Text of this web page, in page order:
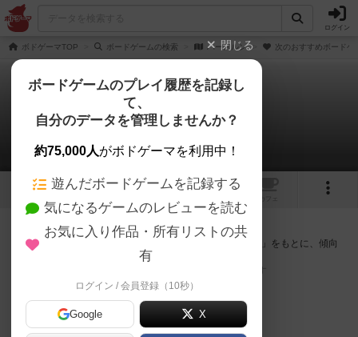
ログイン
ボドゲーマTOP ボードゲームの検索 ハーメルン 次のおすすめボードゲ
ハーメルン
次のおすすめボードゲーム
1 2
『ハーメルン』が好きな方へのおすすめ
このゲームのトップページで投票された「プレイ感の評価」をもとに、傾向
が近いボードゲームをランキング形式で紹介します。
閉じる
ボードゲームのプレイ履歴を記録し
て、
自分のデータを管理しませんか？
約75,000人がボドゲーマを利用中！
遊んだボードゲームを記録する
気になるゲームのレビューを読む
お気に入り作品・所有リストの共
有
ログイン / 会員登録（10秒）
Google X